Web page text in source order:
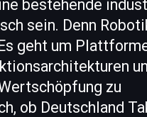
bestehende
sein. Denn
geht um
zu
ob Deutschland